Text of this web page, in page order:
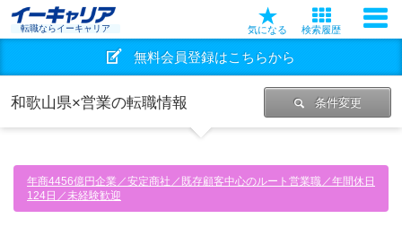
転職ならイーキャリア 気になる 検索履歴
無料会員登録はこちらから
和歌山県×営業の転職情報 条件変更
年商4456億円企業／安定商社／既存顧客中心のルート営業職／年間休日
124日／未経験歓迎